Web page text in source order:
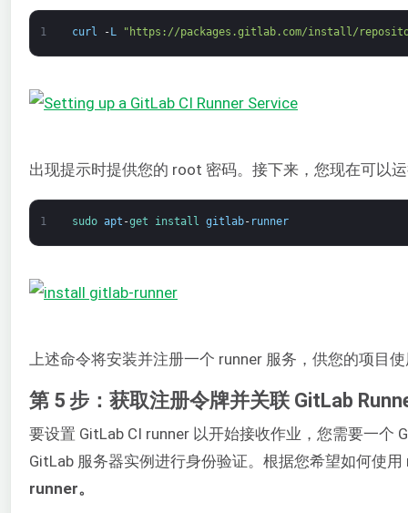
1 curl - L "https://packages.gitlab.com/install/
出现提示时提供您的 root 密码。接下来，您现在可以
1 sudo apt -get install gitlab- runner
上述命令将安装并注册一个 runner 服务，供您的项目
第 5 步：获取注册令牌并关联 GitLab
要设置 GitLab CI runner 以开始接收作业，您需要一个
GitLab 服务器实例进行身份验证。根据您希望如何使
runner。